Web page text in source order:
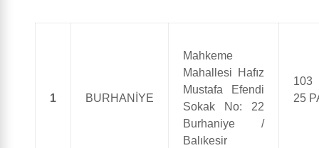
1 BURHANİYE
Mahkeme
Mahallesi Hafız
Mustafa Efendi
Sokak No: 22
Burhaniye /
Balıkesir
25